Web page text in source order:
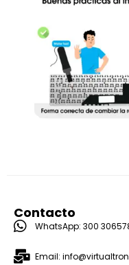
Contacto
WhatsApp: 300
Email: